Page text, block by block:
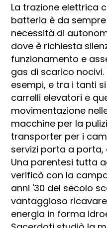
La trazione elettrica
batteria è da
necessità di
dove è richiesta
funzionamento e
gas di scarico
esempi, e tra i tanti
carrelli elevatori e
movimentazione
macchine per la
transporter per i
servizi porta a porta,
Una parentesi tutta
verificò con la
anni '30 del secolo
vantaggioso
energia in forma